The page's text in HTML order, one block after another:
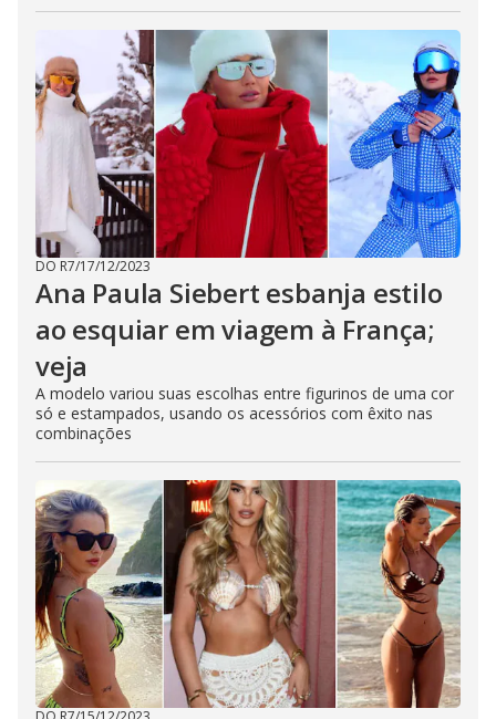
DO R7/17/12/2023
Ana Paula Siebert esbanja estilo
ao esquiar em viagem à França;
veja
A modelo variou suas escolhas entre figurinos de uma cor
só e estampados, usando os acessórios com êxito nas
combinações